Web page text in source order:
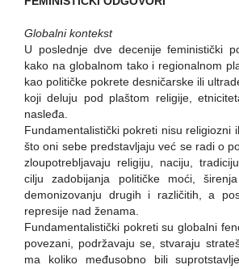
Globalni kontekst
U poslednje dve decenije feministički
kako na globalnom tako i regionalnom
kao političke pokrete desničarske ili
koji deluju pod plaštom religije,
nasleđa.
Fundamentalistički pokreti nisu religiozni
što oni sebe predstavljaju već se radi o
zloupotrebljavaju religiju, naciju,
cilju zadobijanja političke moći,
demonizovanju drugih i različitih, a
represije nad ženama.
Fundamentalistički pokreti su globalni
povezani, podržavaju se, stvaraju
ma koliko međusobno bili